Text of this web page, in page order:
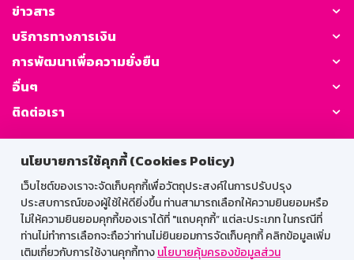
นโยบายการใช้คุกกี้ (Cookies Policy)
เว็บไซต์ของเราจะจัดเก็บคุกกี้เพื่อวัตถุประสงค์ในการปรับปรุง
ประสบการณ์ของผู้ใช้ให้ดียิ่งขึ้น ท่านสามารถเลือกให้ความยินยอมหรือ
ไม่ให้ความยินยอมคุกกี้ของเราได้ที่ "แถบคุกกี้” แต่ละประเภท ในกรณีที่
ท่านไม่ทำการเลือกจะถือว่าท่านไม่ยินยอมการจัดเก็บคุกกี้ คลิกข้อมูลเพิ่ม
เติมเกี่ยวกับการใช้งานคุกกี้ทางนโยบายคุ้มครองข้อมูลส่วน
ข่าวสาร
บริการทางการเงิน
การพัฒนาเพื่อความยั่งยืน
อื่นๆ
ติดต่อเรา
GSB Society:
สำหรับพนักงาน
Web HR
GSB Wisdom M-Search